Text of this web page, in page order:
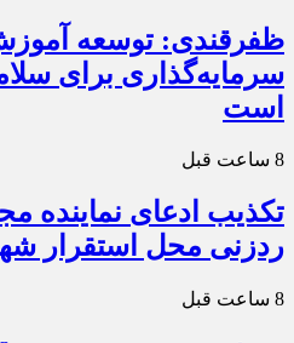
ظفرقندی: توسعه
سرمایه‌گذاری برای
است
8 ساعت قبل
تکذیب ادعای نماینده
ردزنی محل استقرار
8 ساعت قبل